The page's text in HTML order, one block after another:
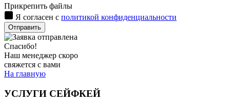
Прикрепить файлы
Я согласен с политикой конфиденциальности
Отправить
Спасибо!
Наш менеджер скоро
свяжется с вами
На главную
УСЛУГИ СЕЙФКЕЙ